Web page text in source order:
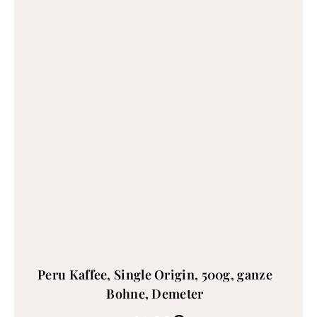
Peru Kaffee, Single Origin, 500g, ganze
Bohne, Demeter